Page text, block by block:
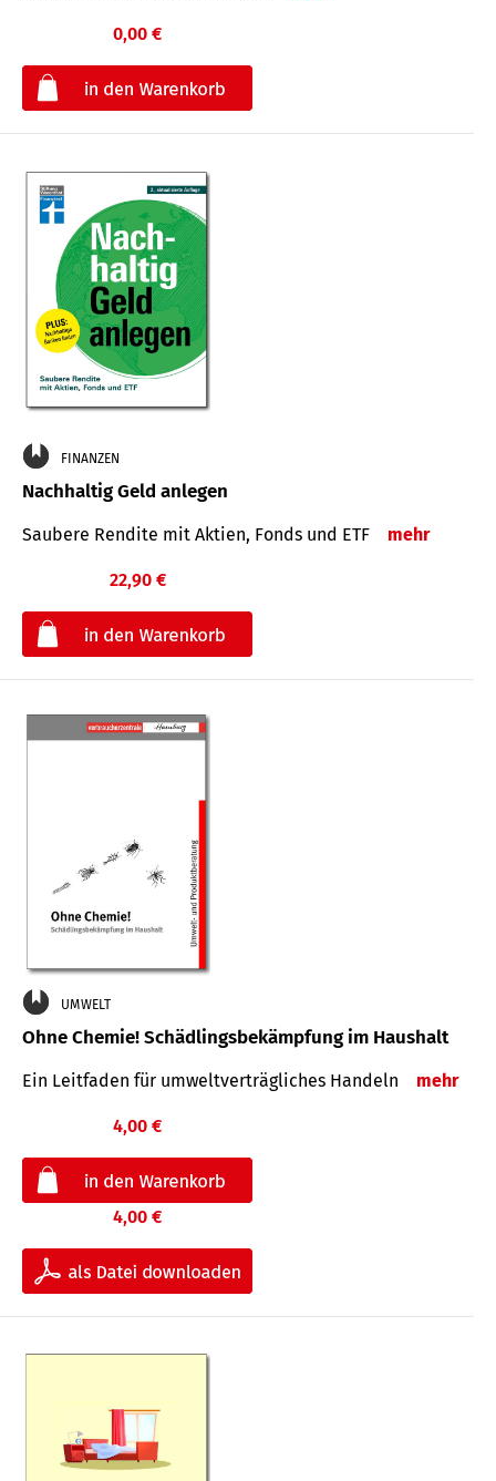
0,00 €
FINANZEN
Nachhaltig Geld anlegen
Saubere Rendite mit Aktien, Fonds und ETF mehr
22,90 €
UMWELT
Ohne Chemie! Schädlingsbekämpfung im Haushalt
Ein Leitfaden für um­welt­ver­träg­liches Han­deln mehr
4,00 €
4,00 €